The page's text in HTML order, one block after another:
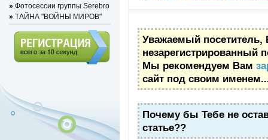
Уважаемый посетитель,
незарегистрированный
Мы рекомендуем Вам
сайт под своим
Почему бы Тебе не
статье??
» Фотосессии группы Serebro
» ТАЙНА "ВОЙНЫ МИРОВ"